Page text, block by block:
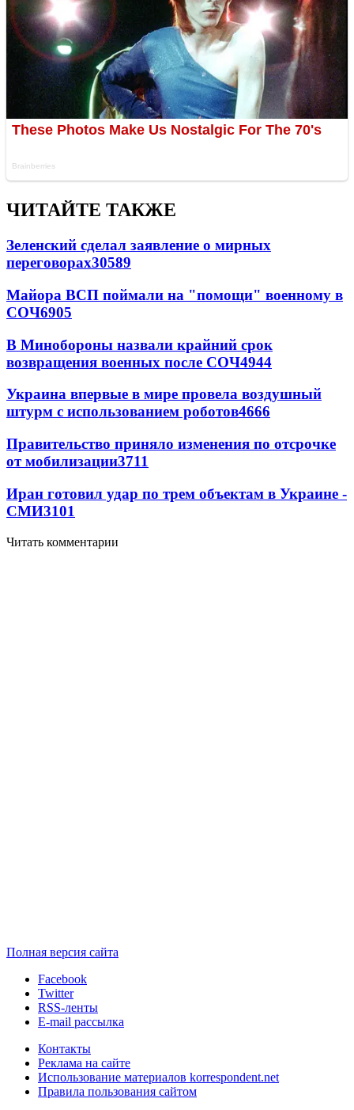
ЧИТАЙТЕ ТАКЖЕ
Зеленский сделал заявление о мирных
переговорах30589
Майора ВСП поймали на "помощи" военному в
СОЧ6905
В Минобороны назвали крайний срок
возвращения военных после СОЧ4944
Украина впервые в мире провела воздушный
штурм с использованием роботов4666
Правительство приняло изменения по отсрочке
от мобилизации3711
Иран готовил удар по трем объектам в Украине -
СМИ3101
Читать комментарии
Полная версия сайта
Facebook
Twitter
RSS-ленты
E-mail рассылка
Контакты
Реклама на сайте
Использование материалов korrespondent.net
Правила пользования сайтом